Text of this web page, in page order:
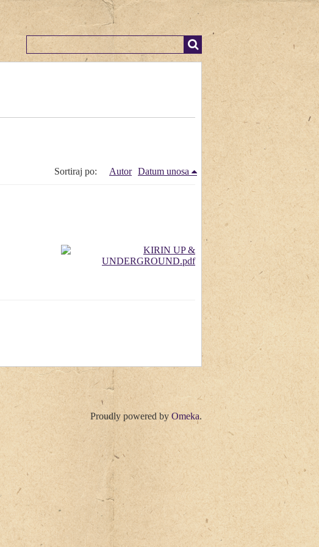
Sortiraj po: Autor Datum unosa
Proudly powered by Omeka.